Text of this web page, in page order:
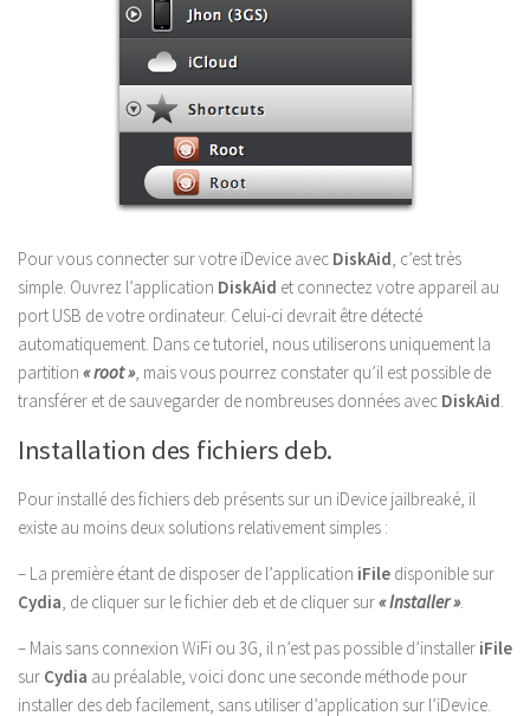
Pour vous connecter sur votre iDevice avec DiskAid, c’est très
simple. Ouvrez l’application DiskAid et connectez votre appareil au
port USB de votre ordinateur. Celui-ci devrait être détecté
automatiquement. Dans ce tutoriel, nous utiliserons uniquement la
partition « root », mais vous pourrez constater qu’il est possible de
transférer et de sauvegarder de nombreuses données avec DiskAid.
Installation des fichiers deb.
Pour installé des fichiers deb présents sur un iDevice jailbreaké, il
existe au moins deux solutions relativement simples :
– La première étant de disposer de l’application iFile disponible sur
Cydia, de cliquer sur le fichier deb et de cliquer sur« Installer ».
– Mais sans connexion WiFi ou 3G, il n’est pas possible d’installer iFile
sur Cydia au préalable, voici donc une seconde méthode pour
installer des deb facilement, sans utiliser d’application sur l’iDevice.